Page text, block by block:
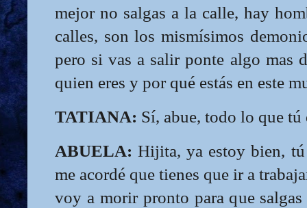
mejor no salgas a la calle, hay
calles, son los mismísimos
pero si vas a salir ponte algo mas
quien eres y por qué estás en este
TATIANA: Sí, abue, todo lo que tú
ABUELA: Hijita, ya estoy bien,
me acordé que tienes que ir a
voy a morir pronto para que